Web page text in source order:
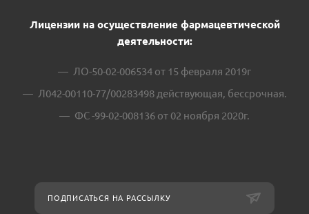
Лицензии на осуществление фармацевтической
деятельности:
ЛО-50-02-006534 от 15 февраля 2019г
Л042-00110-77/00283498 действующая, бессрочная.
ФС -99-02-008136 от 02 ноября 2020г.
ПОДПИСАТЬСЯ НА РАССЫЛКУ